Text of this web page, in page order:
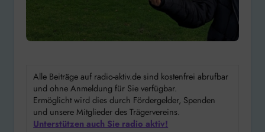
Alle Beiträge auf radio-aktiv.de sind kostenfrei abrufbar
und ohne Anmeldung für Sie verfügbar.
Ermöglicht wird dies durch Fördergelder, Spenden
und unsere Mitglieder des Trägervereins.
Unterstützen auch Sie radio aktiv!